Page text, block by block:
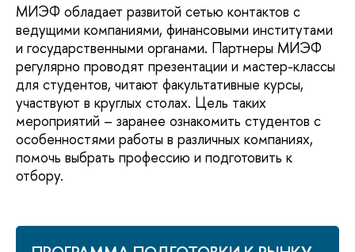
МИЭФ обладает развитой сетью контактов с
ведущими компаниями, финансовыми институтами
и государственными органами. Партнеры МИЭФ
регулярно проводят презентации и мастер-классы
для студентов, читают факультативные курсы,
участвуют в круглых столах. Цель таких
мероприятий – заранее ознакомить студентов с
особенностями работы в различных компаниях,
помочь выбрать профессию и подготовить к
отбору.